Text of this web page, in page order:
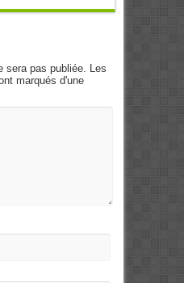
sera pas publiée. Les
marqués d'une